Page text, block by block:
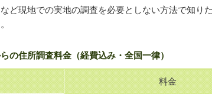
ど現地での実地の調査を必要としない方法で知り
の住所調査料金（経費込み・全国一律）
料金